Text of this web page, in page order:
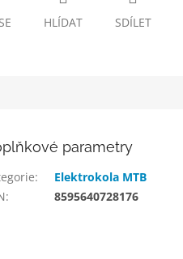
HLÍDAT SDÍLET
parametry
:
Elektrokola MTB
: 8595640728176